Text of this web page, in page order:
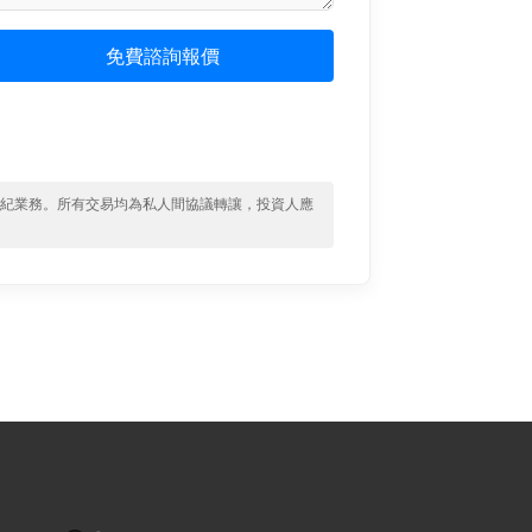
免費諮詢報價
業務。所有交易均為私人間協議轉讓，投資人應